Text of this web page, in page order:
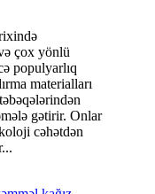
çox yönlü
populyarlıq
materialları
gətirir. Onlar
cəhətdən